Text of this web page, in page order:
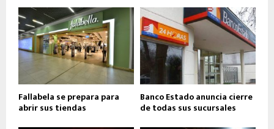
Fallabela se prepara para
abrir sus tiendas
Banco Estado anuncia cierre
de todas sus sucursales